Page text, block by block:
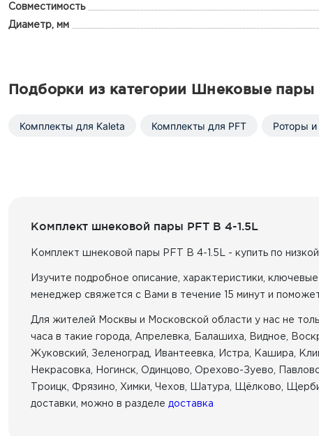
Совместимость
Диаметр, мм
Подборки из категории Шнековые пары
Комплекты для Kaleta Комплекты для PFT Роторы и
Комплект шнековой пары PFT B 4-1.5L
Комплект шнековой пары PFT B 4-1.5L - купить по низкой
Изучите подробное описание, характеристики,
менеджер свяжется с Вами в течение 15 минут и
Для жителей Москвы и Московской области у нас не
часа в такие города, Апрелевка, Балашиха, Видное,
Жуковский, Зеленоград, Ивантеевка, Истра, Кашира,
Некрасовка, Ногинск, Одинцово, Орехово-Зуево,
Троицк, Фрязино, Химки, Чехов, Шатура, Щёлково,
доставки, можно в разделе доставка